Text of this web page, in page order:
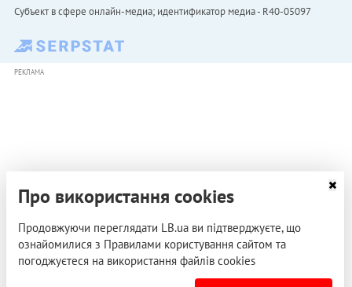
Субъект в сфере онлайн-медиа; идентификатор медиа - R40-05097
РЕКЛАМА
Про використання cookies
Продовжуючи переглядати LB.ua ви підтверджуєте, що
ознайомилися з Правилами користування сайтом та
погоджуєтеся на використання файлів cookies